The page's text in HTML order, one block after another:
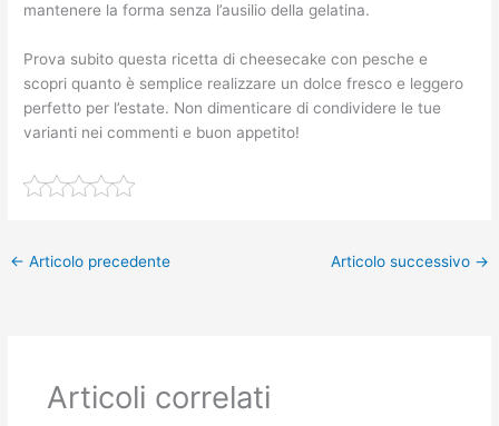
mantenere la forma senza l’ausilio della gelatina.
Prova subito questa ricetta di cheesecake con pesche e
scopri quanto è semplice realizzare un dolce fresco e leggero
perfetto per l’estate. Non dimenticare di condividere le tue
varianti nei commenti e buon appetito!
← Articolo precedente Articolo successivo →
Articoli correlati